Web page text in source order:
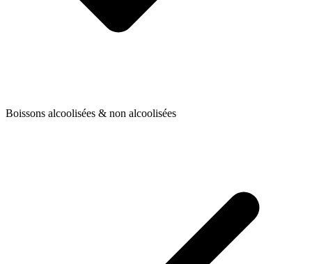
Boissons alcoolisées & non alcoolisées